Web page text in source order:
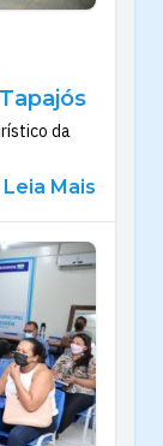
da
Leia Mais